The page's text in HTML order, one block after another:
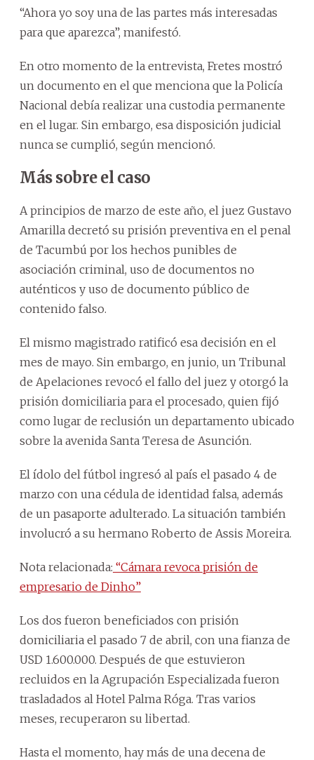
“Ahora yo soy una de las partes más interesadas
para que aparezca”, manifestó.
En otro momento de la entrevista, Fretes mostró
un documento en el que menciona que la Policía
Nacional debía realizar una custodia permanente
en el lugar. Sin embargo, esa disposición judicial
nunca se cumplió, según mencionó.
Más sobre el caso
A principios de marzo de este año, el juez Gustavo
Amarilla decretó su prisión preventiva en el penal
de Tacumbú por los hechos punibles de
asociación criminal, uso de documentos no
auténticos y uso de documento público de
contenido falso.
El mismo magistrado ratificó esa decisión en el
mes de mayo. Sin embargo, en junio, un Tribunal
de Apelaciones revocó el fallo del juez y otorgó la
prisión domiciliaria para el procesado, quien fijó
como lugar de reclusión un departamento ubicado
sobre la avenida Santa Teresa de Asunción.
El ídolo del fútbol ingresó al país el pasado 4 de
marzo con una cédula de identidad falsa, además
de un pasaporte adulterado. La situación también
involucró a su hermano Roberto de Assis Moreira.
Nota relacionada: “Cámara revoca prisión de
empresario de Dinho”
Los dos fueron beneficiados con prisión
domiciliaria el pasado 7 de abril, con una fianza de
USD 1.600.000. Después de que estuvieron
recluidos en la Agrupación Especializada fueron
trasladados al Hotel Palma Róga. Tras varios
meses, recuperaron su libertad.
Hasta el momento, hay más de una decena de